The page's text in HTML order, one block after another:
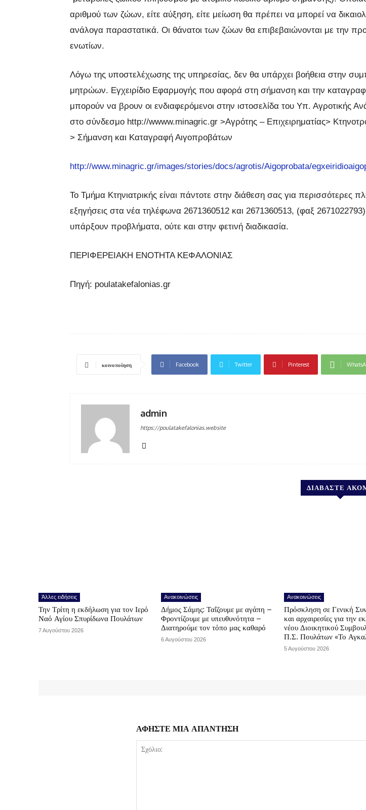
αριθμού των ζώων, είτε αύξηση, είτε μείωση θα πρέπει να μπορεί να
ανάλογα παραστατικά. Οι θάνατοι των ζώων θα επιβεβαιώνονται με την
ενωτίων.
Λόγω της υποστελέχωσης της υπηρεσίας, δεν θα υπάρχει βοήθεια στην
μητρώων. Εγχειρίδιο Εφαρμογής που αφορά στη σήμανση και την
μπορούν να βρουν οι ενδιαφερόμενοι στην ιστοσελίδα του Υπ. Αγροτικής
στο σύνδεσμο http://wwww.minagric.gr >Αγρότης – Επιχειρηματίας>
> Σήμανση και Καταγραφή Αιγοπροβάτων
http://www.minagric.gr/images/stories/docs/agrotis/Aigoprobata/
Το Τμήμα Κτηνιατρικής είναι πάντοτε στην διάθεση σας για περισσότερες
εξηγήσεις στα νέα τηλέφωνα 2671360512 και 2671360513, (φαξ
υπάρξουν προβλήματα, ούτε και στην φετινή διαδικασία.
ΠΕΡΙΦΕΡΕΙΑΚΗ ΕΝΟΤΗΤΑ ΚΕΦΑΛΟΝΙΑΣ
Πηγή: poulatakefalonias.gr
κοινοποίηση Facebook Twitter Pinterest
admin
https://poulatakefalonias.website
ΔΙΑΒΑΣΤΕ
Άλλες ειδήσεις
Την Τρίτη η εκδήλωση για τον Ιερό
Ναό Αγίου Σπυρίδωνα Πουλάτων
7 Αυγούστου 2026
Ανακοινώσεις
Δήμος Σάμης: Ταΐζουμε με αγάπη –
Φροντίζουμε με υπευθυνότητα –
Διατηρούμε τον τόπο μας καθαρό
6 Αυγούστου 2026
Ανακοινώσεις
Πρόσκληση σε Γενική
και αρχαιρεσίες για την
νέου Διοικητικού
Π.Σ. Πουλάτων «Το
5 Αυγούστου 2026
ΑΦΗΣΤΕ ΜΙΑ ΑΠΑΝΤΗΣΗ